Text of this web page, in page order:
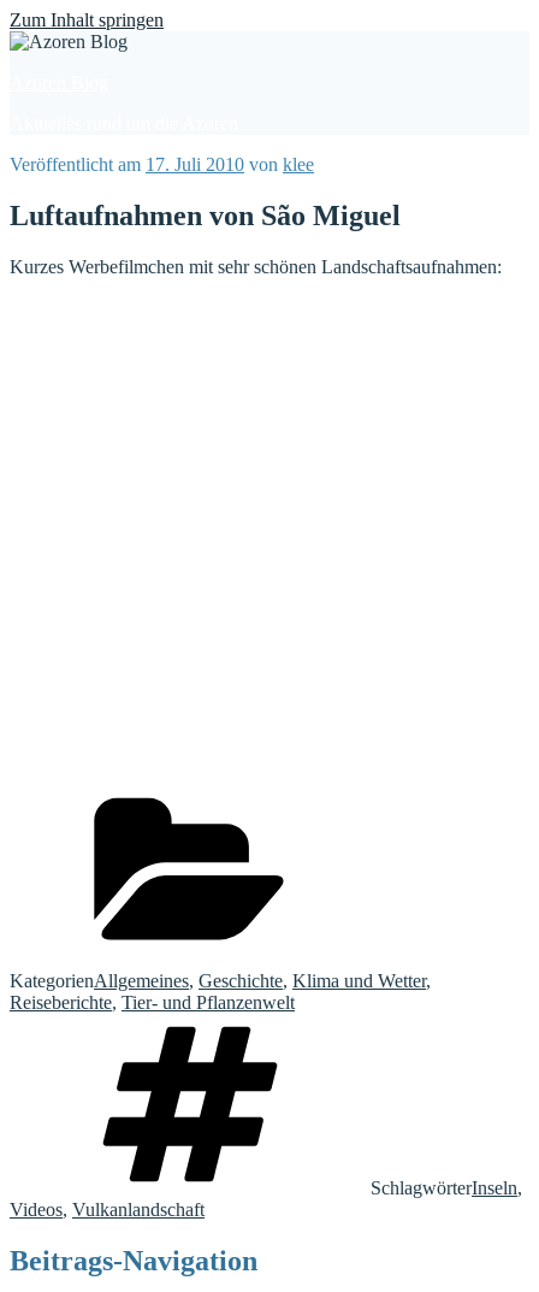
Zum Inhalt springen
Veröffentlicht am 17. Juli 2010 von klee
Luftaufnahmen von São Miguel
Kurzes Werbefilmchen mit sehr schönen Landschaftsaufnahmen:
KategorienAllgemeines, Geschichte, Klima und Wetter,
Reiseberichte, Tier- und Pflanzenwelt
SchlagwörterInseln,
Videos, Vulkanlandschaft
Beitrags-Navigation